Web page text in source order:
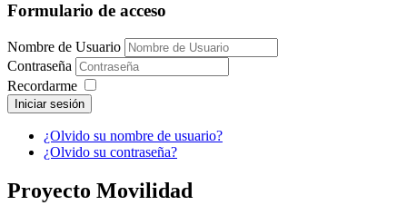
Formulario de acceso
Nombre de Usuario
Contraseña
Recordarme
Iniciar sesión
¿Olvido su nombre de usuario?
¿Olvido su contraseña?
Proyecto Movilidad